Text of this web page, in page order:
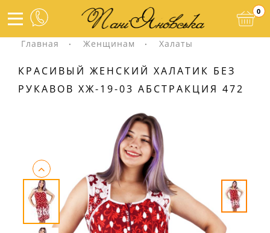
0
Главная Женщинам Халаты
КРАСИВЫЙ ЖЕНСКИЙ ХАЛАТИК БЕЗ
РУКАВОВ ХЖ-19-03 АБСТРАКЦИЯ 472